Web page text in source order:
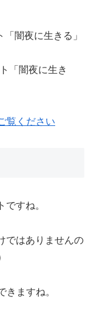
闇夜に生きる」
「闇夜に生き
覧ください
すね。
ではありませんの
きますね。